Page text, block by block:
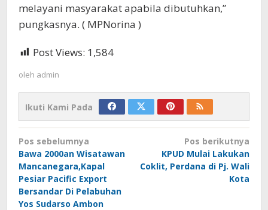
melayani masyarakat apabila dibutuhkan,”
pungkasnya. ( MPNorina )
Post Views: 1,584
oleh admin
Ikuti Kami Pada
Navigasi
pos
Pos sebelumnya
Bawa 2000an Wisatawan
Mancanegara,Kapal
Pesiar Pacific Export
Bersandar Di Pelabuhan
Yos Sudarso Ambon
Pos berikutnya
KPUD Mulai Lakukan
Coklit, Perdana di Pj. Wali
Kota